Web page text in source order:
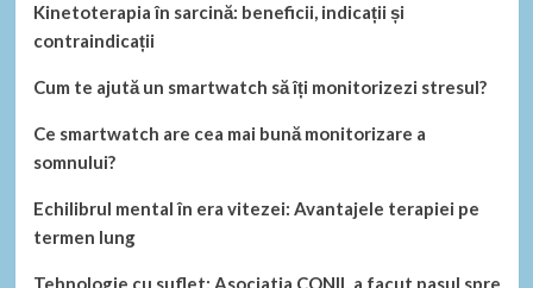
Kinetoterapia în sarcină: beneficii, indicații și
contraindicații
Cum te ajută un smartwatch să îți monitorizezi stresul?
Ce smartwatch are cea mai bună monitorizare a
somnului?
Echilibrul mental în era vitezei: Avantajele terapiei pe
termen lung
Tehnologie cu suflet: Asociatia CONIL a facut pasul spre